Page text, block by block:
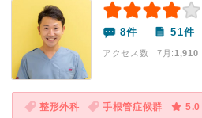
8件 51件
アクセス数 7月:1,910
整形外科 手根管症候群
5.0